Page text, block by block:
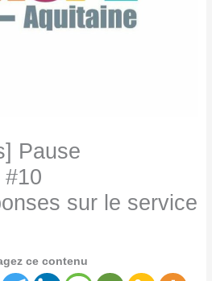
Pause
sur le service
ce contenu